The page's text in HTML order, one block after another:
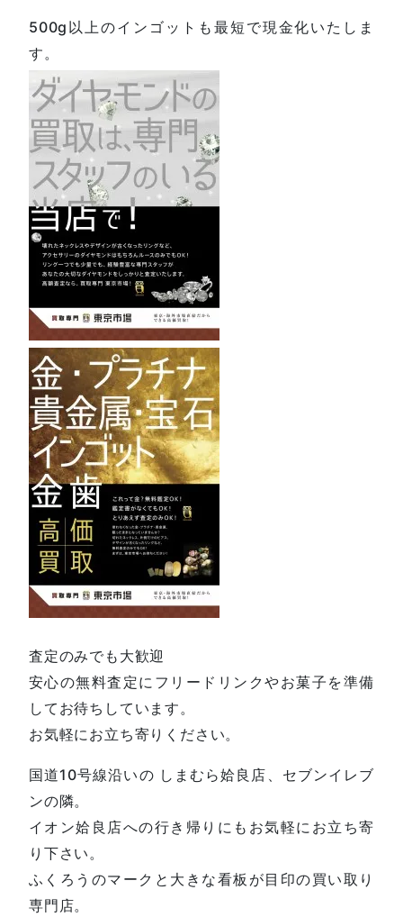
500g以上のインゴットも最短で現金化いたしま
す。
査定のみでも大歓迎
安心の無料査定にフリードリンクやお菓子を準備
してお待ちしています。
お気軽にお立ち寄りください。
国道10号線沿いの しまむら姶良店、セブンイレブ
ンの隣。
イオン姶良店への行き帰りにもお気軽にお立ち寄
り下さい。
ふくろうのマークと大きな看板が目印の買い取り
専門店。